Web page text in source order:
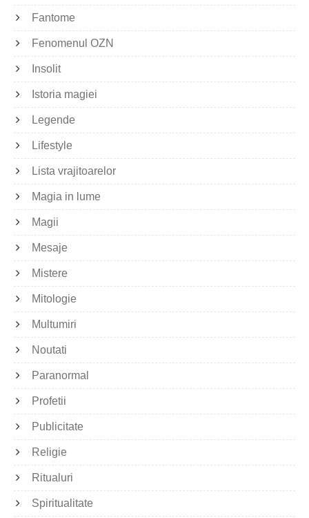
Fantome
Fenomenul OZN
Insolit
Istoria magiei
Legende
Lifestyle
Lista vrajitoarelor
Magia in lume
Magii
Mesaje
Mistere
Mitologie
Multumiri
Noutati
Paranormal
Profetii
Publicitate
Religie
Ritualuri
Spiritualitate